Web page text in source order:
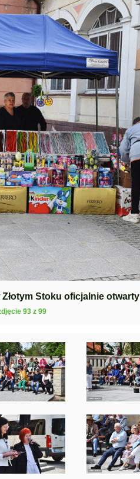
Stoku oficjalnie otwarty
93 z 99